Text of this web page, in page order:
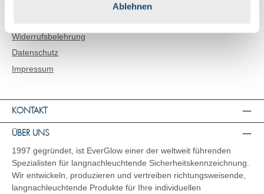
Ablehnen
Widerrufsbelehrung
Datenschutz
Impressum
KONTAKT
ÜBER UNS
1997 gegründet, ist EverGlow einer der weltweit führenden
Spezialisten für langnachleuchtende Sicherheitskennzeichnung.
Wir entwickeln, produzieren und vertreiben richtungsweisende,
langnachleuchtende Produkte für Ihre individuellen